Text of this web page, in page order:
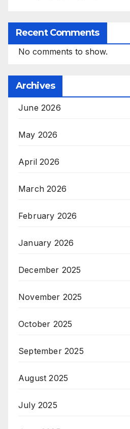
Recent Comments
No comments to show.
Archives
June 2026
May 2026
April 2026
March 2026
February 2026
January 2026
December 2025
November 2025
October 2025
September 2025
August 2025
July 2025